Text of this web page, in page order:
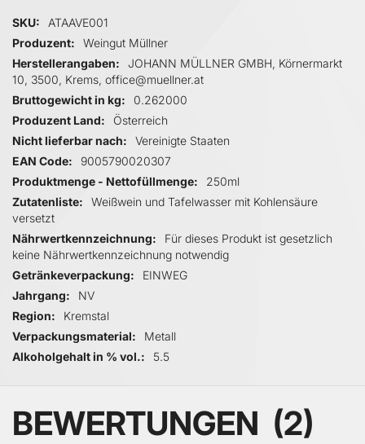
Mehr Informationen
SKU
ATAAVE001
Produzent
Weingut Müllner
Herstellerangaben
JOHANN MÜLLNER GMBH, Körnermarkt
10, 3500, Krems, office@muellner.at
Bruttogewicht in kg
0.262000
Produzent Land
Österreich
Nicht lieferbar nach
Vereinigte Staaten
EAN Code
9005790020307
Produktmenge - Nettofüllmenge
250ml
Zutatenliste
Weißwein und Tafelwasser mit Kohlensäure
versetzt
Nährwertkennzeichnung
Für dieses Produkt ist gesetzlich
keine Nährwertkennzeichnung notwendig
Getränkeverpackung
EINWEG
Jahrgang
NV
Region
Kremstal
Verpackungsmaterial
Metall
Alkoholgehalt in % vol.
5.5
BEWERTUNGEN
2